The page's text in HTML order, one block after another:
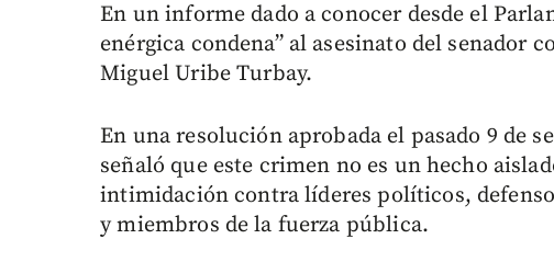
En un informe dado a conocer desde el
enérgica condena” al asesinato del senador
Miguel Uribe Turbay.
En una resolución aprobada el pasado 9 de
señaló que este crimen no es un hecho
intimidación contra líderes políticos,
y miembros de la fuerza pública.